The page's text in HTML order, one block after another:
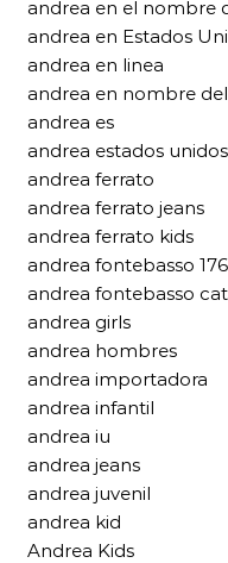
andrea en el nombre
andrea en Estados
andrea en linea
andrea en nombre
andrea es
andrea estados unidos
andrea ferrato
andrea ferrato jeans
andrea ferrato kids
andrea fontebasso
andrea fontebasso
andrea girls
andrea hombres
andrea importadora
andrea infantil
andrea iu
andrea jeans
andrea juvenil
andrea kid
Andrea Kids